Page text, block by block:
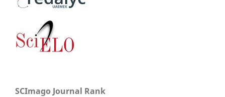
SCImago Journal Rank